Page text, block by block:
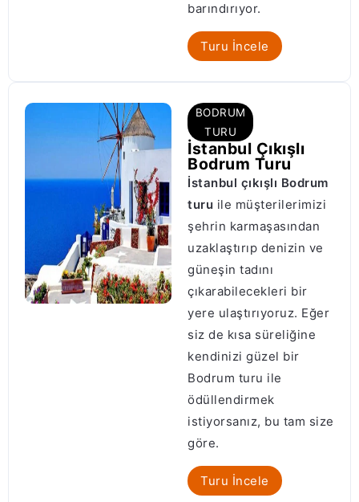
barındırıyor.
Turu İncele
BODRUM
TURU
İstanbul Çıkışlı
Bodrum Turu
İstanbul çıkışlı Bodrum
turu ile müşterilerimizi
şehrin karmaşasından
uzaklaştırıp denizin ve
güneşin tadını
çıkarabilecekleri bir
yere ulaştırıyoruz. Eğer
siz de kısa süreliğine
kendinizi güzel bir
Bodrum turu ile
ödüllendirmek
istiyorsanız, bu tam size
göre.
Turu İncele